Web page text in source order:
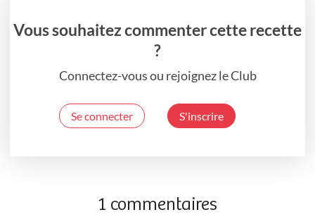
Vous souhaitez commenter cette recette
?
Connectez-vous ou rejoignez le Club
Se connecter S'inscrire
1 commentaires